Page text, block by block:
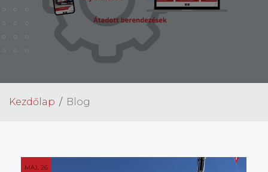
Kezdőlap Blog
MÁJ. 26